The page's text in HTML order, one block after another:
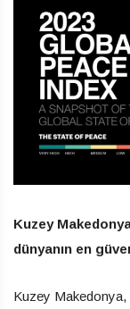
Kuzey
dünyanın en
Kuzey Makedonya,